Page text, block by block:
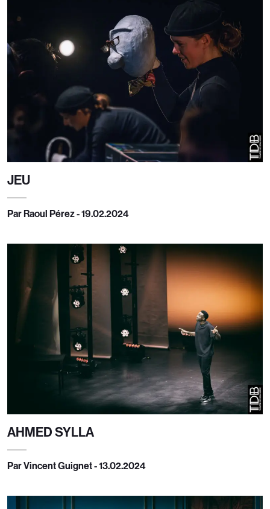
JEU
Par Raoul Pérez - 19.02.2024
AHMED SYLLA
Par Vincent Guignet - 13.02.2024